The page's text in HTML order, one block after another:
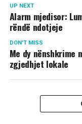
UP NEXT
Alarm mjedisor:
rëndë ndotjeje
DON'T MISS
Me dy nënshkrime
zgjedhjet lokale